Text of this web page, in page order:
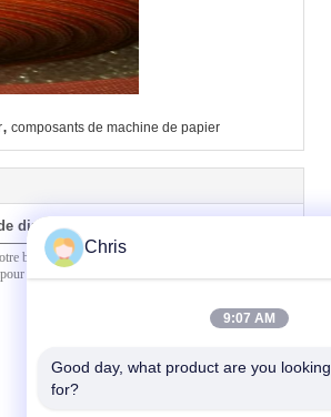
, composants de machine de papier
directement à nous
Chris
9:07 AM
Good day, what product are you looking
for?